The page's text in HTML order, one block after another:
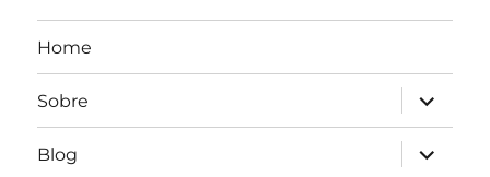
Home
Sobre
expandir
Blog
expandir